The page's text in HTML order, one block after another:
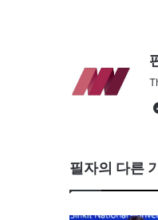
필자의 다른